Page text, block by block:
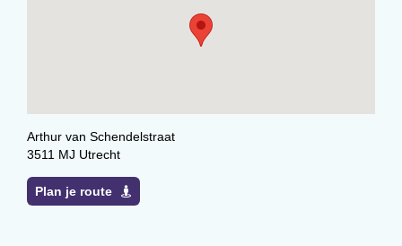
Arthur van Schendelstraat
3511 MJ Utrecht
Plan je route